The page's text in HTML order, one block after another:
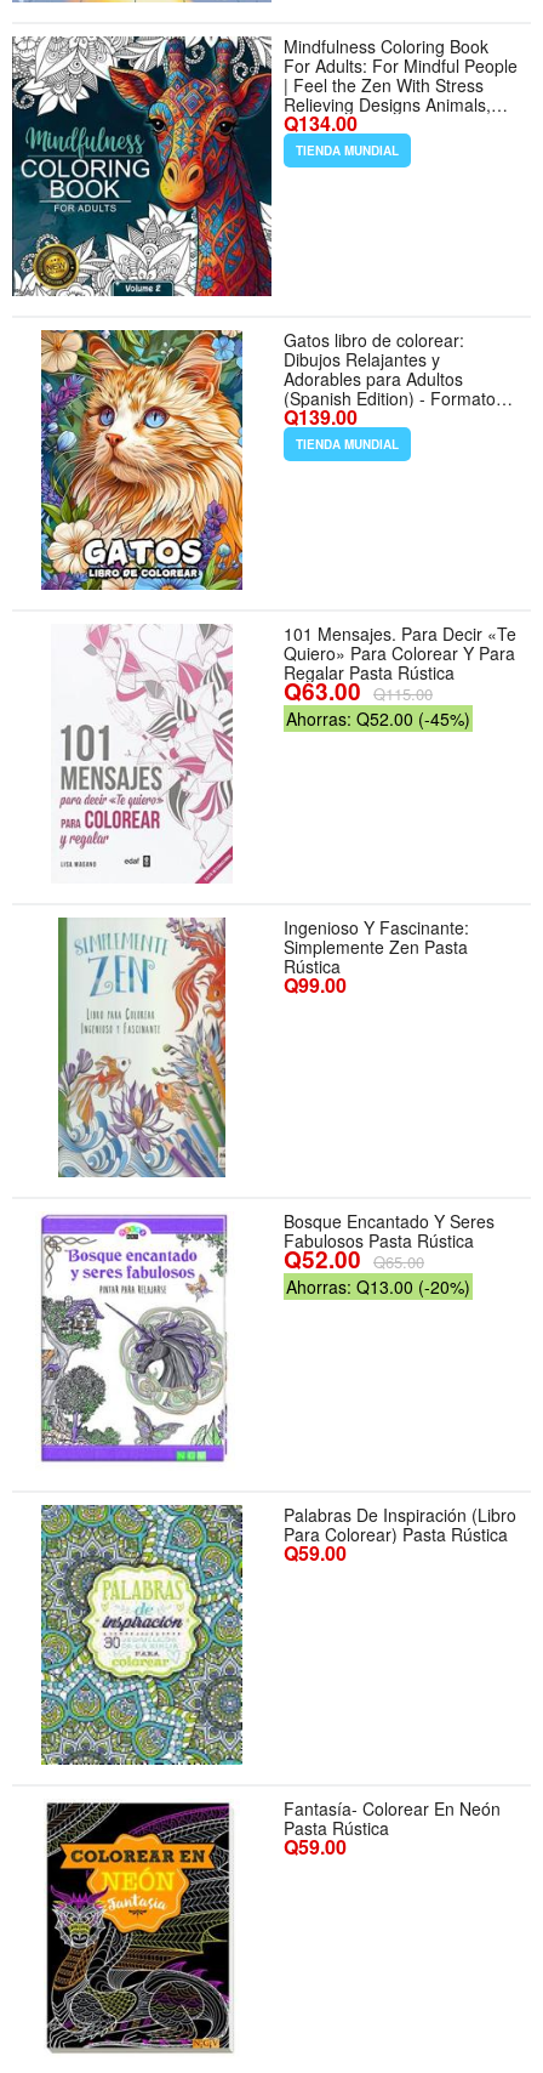
Mindfulness Coloring Book
For Adults: For Mindful People
| Feel the Zen With Stress
Relieving Designs Animals,
Mandalas, Zentangle Nature
Art - Formato Paperback
Q134.00
TIENDA MUNDIAL
Gatos libro de colorear:
Dibujos Relajantes y
Adorables para Adultos
(Spanish Edition) - Formato
Paperback
Q139.00
TIENDA MUNDIAL
101 Mensajes. Para Decir «Te
Quiero» Para Colorear Y Para
Regalar Pasta Rústica
Q63.00 Q115.00
Ahorras: Q52.00 (-45%)
Ingenioso Y Fascinante:
Simplemente Zen Pasta
Rústica
Q99.00
Bosque Encantado Y Seres
Fabulosos Pasta Rústica
Q52.00 Q65.00
Ahorras: Q13.00 (-20%)
Palabras De Inspiración (Libro
Para Colorear) Pasta Rústica
Q59.00
Fantasía- Colorear En Neón
Pasta Rústica
Q59.00